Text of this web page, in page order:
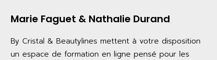
Marie Faguet & Nathalie Durand
By Cristal & Beautylines mettent à votre disposition
un espace de formation en ligne pensé pour les